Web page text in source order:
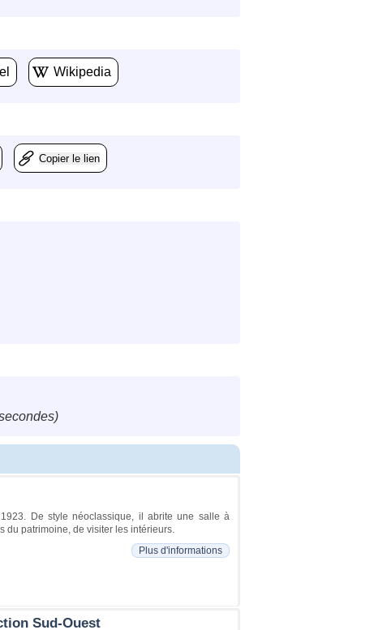
Wikipedia
Copier le lien
De style néoclassique, il abrite une salle à
du patrimoine, de visiter les intérieurs.
Plus d'informations
Sud-Ouest